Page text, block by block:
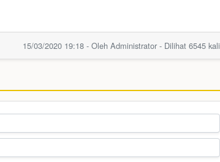
15/03/2020 19:18 - Oleh Administrator - Dilihat 6545 kali